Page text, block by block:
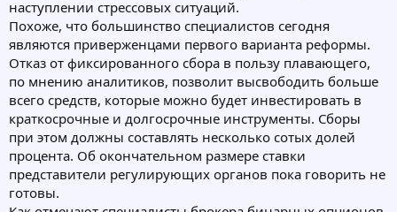
наступлении стрессовых ситуаций.
Похоже, что большинство специалистов сегодня
являются приверженцами первого варианта реформы.
Отказ от фиксированного сбора в пользу плавающего,
по мнению аналитиков, позволит высвободить больше
всего средств, которые можно будет инвестировать в
краткосрочные и долгосрочные инструменты. Сборы
при этом должны составлять несколько сотых долей
процента. Об окончательном размере ставки
представители регулирующих органов пока говорить не
готовы.